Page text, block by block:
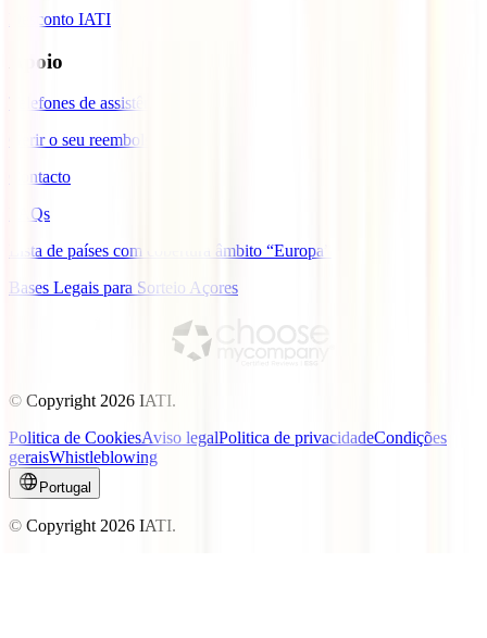
Desconto IATI
Apoio
Telefones de assistência
Gerir o seu reembolso
Contacto
FAQs
Lista de países com cobertura âmbito “Europa”
Bases Legais para Sorteio Açores
© Copyright2026 IATI.
Politica de CookiesAviso legalPolitica de privacidadeCondições
geraisWhistleblowing
Portugal
© Copyright2026 IATI.